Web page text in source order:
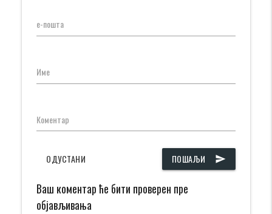
е-пошта
Име
Коментар
ПОШАЉИ send
ОДУСТАНИ
Ваш коментар ће бити проверен пре
објављивања